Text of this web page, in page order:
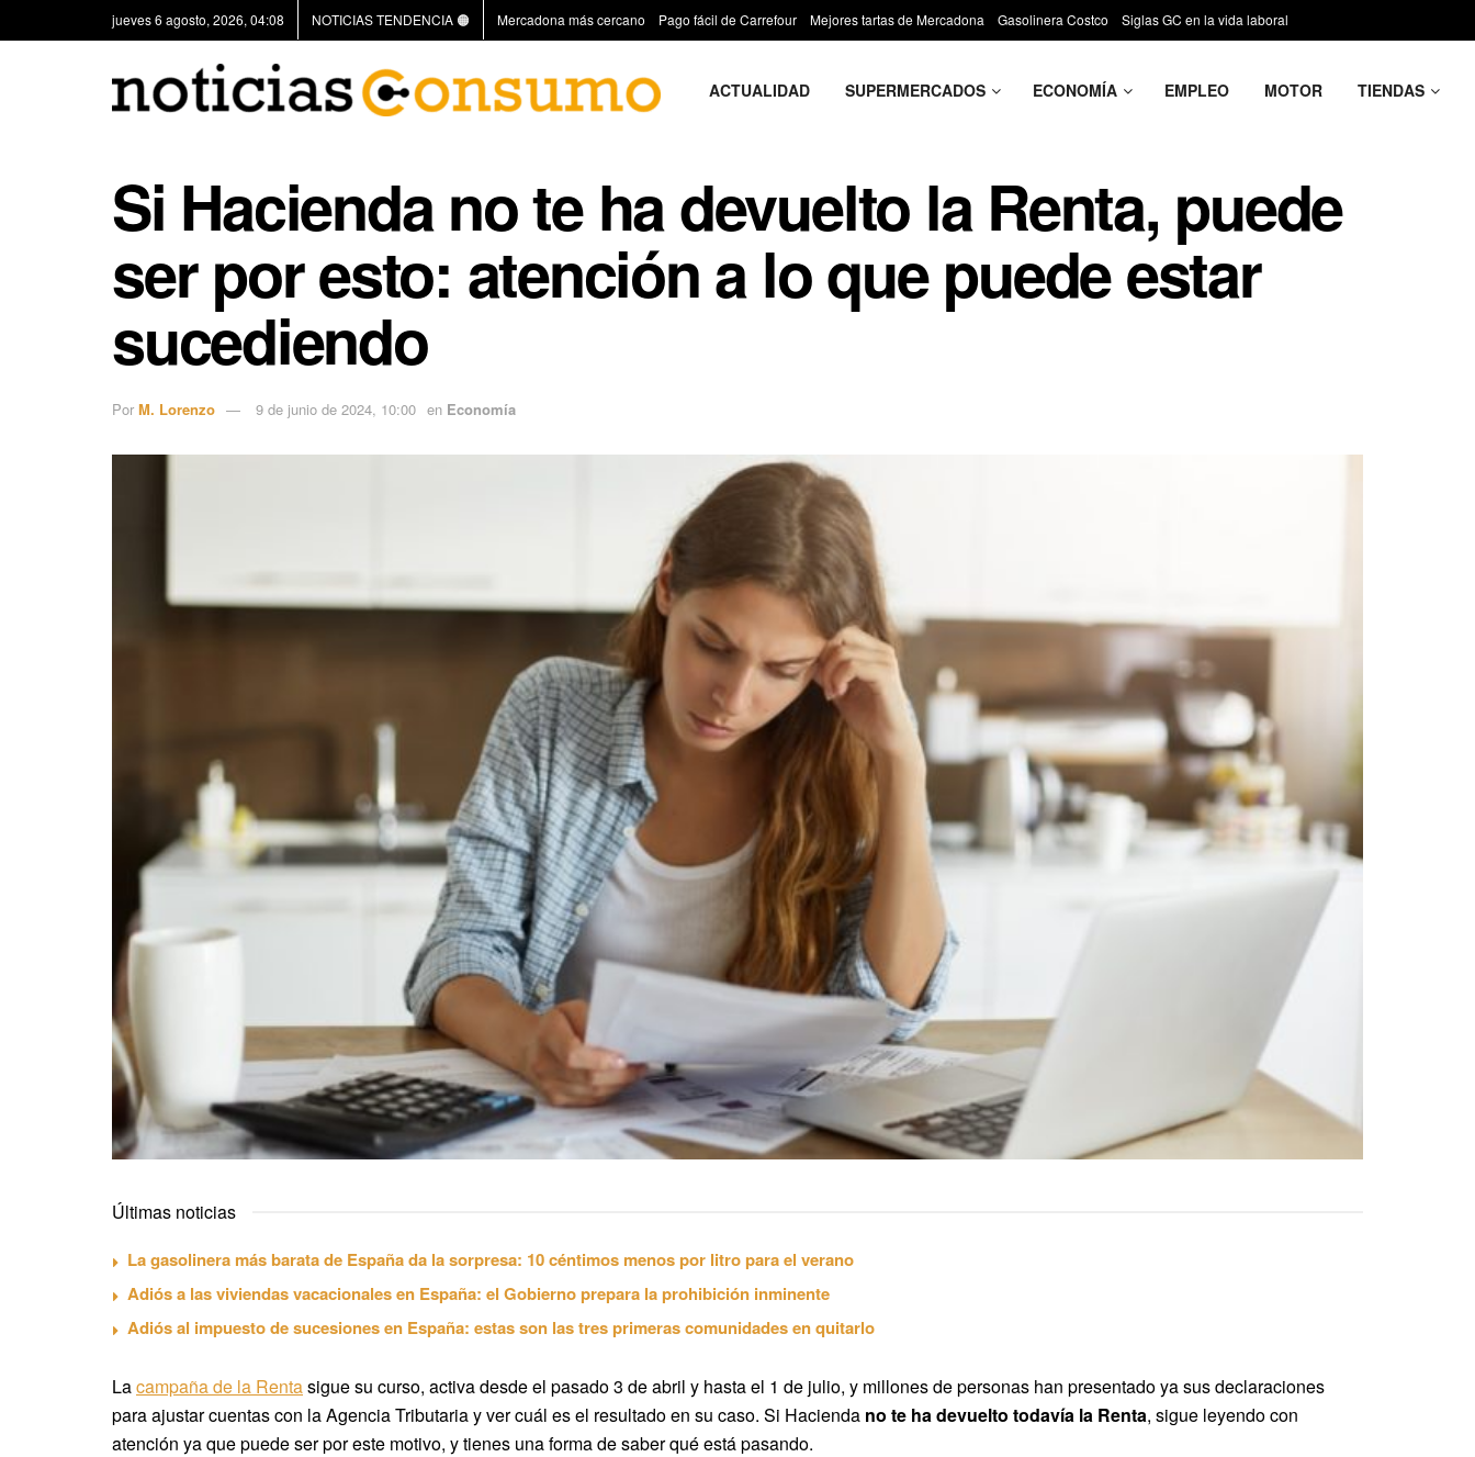
jueves 6 agosto, 2026, 04:08 NOTICIAS TENDENCIA 🟠 Mercadona más cercano Pago fácil de Carrefour Mejores tartas de Mercadona Gasolinera Costco Siglas GC en la vida laboral
ACTUALIDAD SUPERMERCADOS ECONOMÍA EMPLEO MOTOR TIENDAS
Si Hacienda no te ha devuelto la Renta, puede
ser por esto: atención a lo que puede estar
sucediendo
Por M. Lorenzo 9 de junio de 2024, 10:00 en Economía
Últimas noticias
La gasolinera más barata de España da la sorpresa: 10 céntimos menos por litro para el verano
Adiós a las viviendas vacacionales en España: el Gobierno prepara la prohibición inminente
Adiós al impuesto de sucesiones en España: estas son las tres primeras comunidades en quitarlo
Lacampaña de la Rentasigue su curso, activa desde el pasado 3 de abril y hasta el 1 de julio, y millones de personas han presentado ya sus declaraciones
para ajustar cuentas con la Agencia Tributaria y ver cuál es el resultado en su caso. Si Hacienda no te ha devuelto todavía la Renta, sigue leyendo con
atención ya que puede ser por este motivo, y tienes una forma de saber qué está pasando.